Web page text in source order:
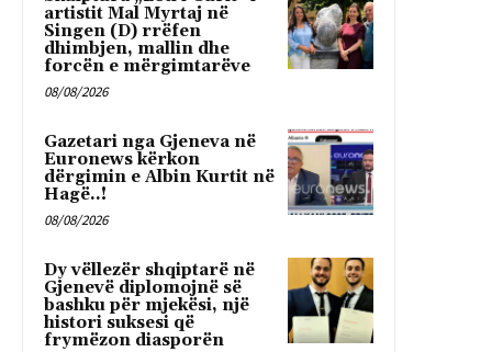
artistit Mal Myrtaj në
Singen (D) rrëfen
dhimbjen, mallin dhe
forcën e mërgimtarëve
08/08/2026
Gazetari nga Gjeneva në
Euronews kërkon
dërgimin e Albin Kurtit në
Hagë..!
08/08/2026
Dy vëllezër shqiptarë në
Gjenevë diplomojnë së
bashku për mjekësi, një
histori suksesi që
frymëzon diasporën